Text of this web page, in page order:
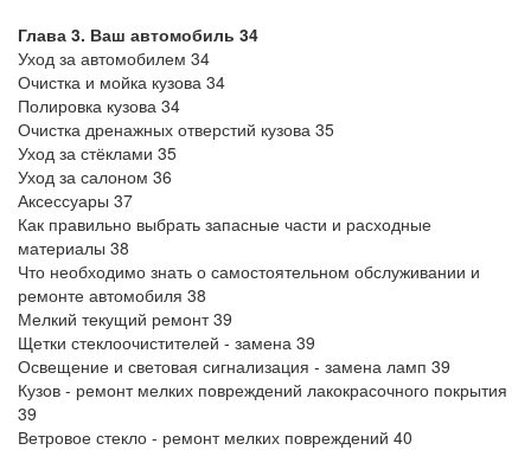
Глава 3. Ваш автомобиль 34
Уход за автомобилем 34
Очистка и мойка кузова 34
Полировка кузова 34
Очистка дренажных отверстий кузова 35
Уход за стёклами 35
Уход за салоном 36
Аксессуары 37
Как правильно выбрать запасные части и расходные
материалы 38
Что необходимо знать о самостоятельном обслуживании и
ремонте автомобиля 38
Мелкий текущий ремонт 39
Щетки стеклоочистителей - замена 39
Освещение и световая сигнализация - замена ламп 39
Кузов - ремонт мелких повреждений лакокрасочного покрытия
39
Ветровое стекло - ремонт мелких повреждений 40